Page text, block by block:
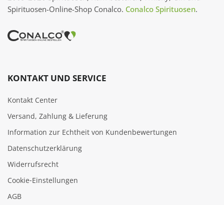
Spirituosen-Online-Shop Conalco. Conalco Spirituosen.
KONTAKT UND SERVICE
Kontakt Center
Versand, Zahlung & Lieferung
Information zur Echtheit von Kundenbewertungen
Datenschutzerklärung
Widerrufsrecht
Cookie‑Einstellungen
AGB